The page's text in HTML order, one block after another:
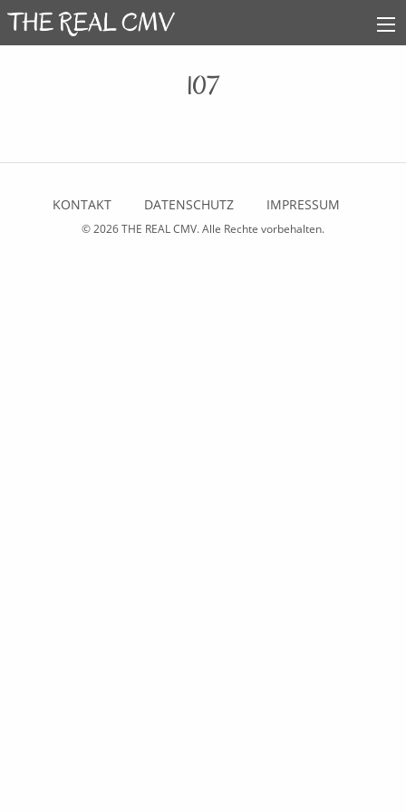
107
KONTAKT DATENSCHUTZ IMPRESSUM
© 2026THE REAL CMV. Alle Rechte vorbehalten.